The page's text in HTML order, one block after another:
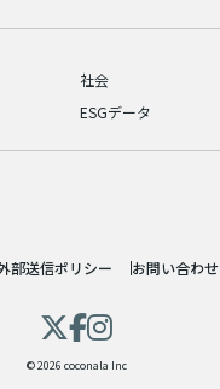
社会
ESGデータ
部送信ポリシー お問い合わせ
© 2026 coconala Inc